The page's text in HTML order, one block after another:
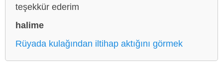
teşekkür ederim
halime
Rüyada kulağından iltihap aktığını görmek